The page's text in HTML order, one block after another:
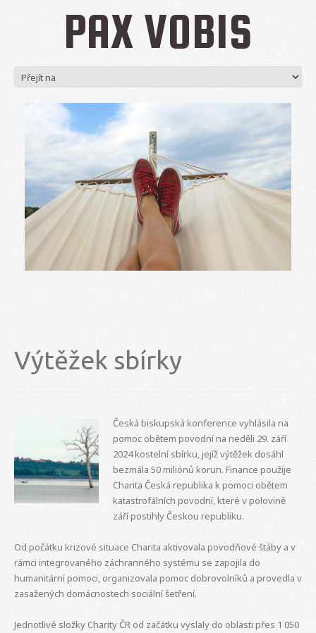
PAX VOBIS
Výtěžek sbírky
Česká biskupská konference vyhlásila na
pomoc obětem povodní na neděli 29. září
2024 kostelní sbírku, jejíž výtěžek dosáhl
bezmála 50 miliónů korun. Finance použije
Charita Česká republika k pomoci obětem
katastrofálních povodní, které v polovině
září postihly Českou republiku.
Od počátku krizové situace Charita aktivovala povodňové štáby a v
rámci integrovaného záchranného systému se zapojila do
humanitární pomoci, organizovala pomoc dobrovolníků a provedla v
zasažených domácnostech sociální šetření.
Jednotlivé složky Charity ČR od začátku vyslaly do oblasti přes 1 050